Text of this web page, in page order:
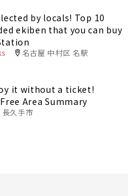
by locals! Top 10
ekiben that you can buy
名古屋 中村区 名駅
it without a ticket!
Area Summary
長久手市